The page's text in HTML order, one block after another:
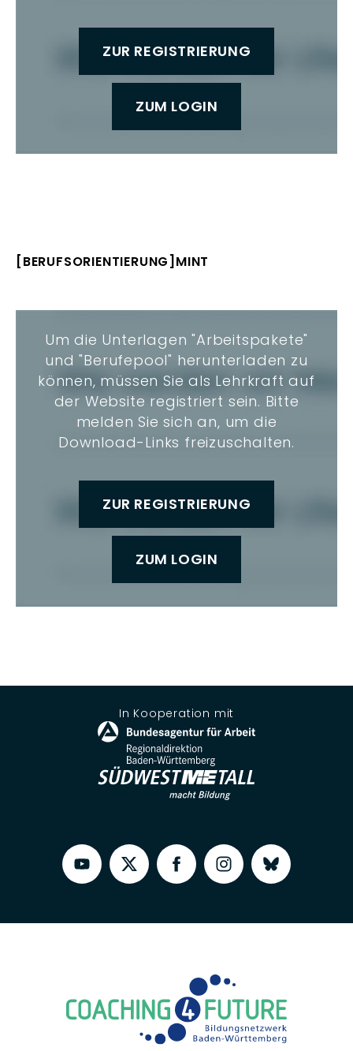
ZUR REGISTRIERUNG
ZUM LOGIN
[BERUFSORIENTIERUNG]MINT
Um die Unterlagen "Arbeitspakete"
und "Berufepool" herunterladen zu
können, müssen Sie als Lehrkraft auf
der Website registriert sein. Bitte
melden Sie sich an, um die
Download-Links freizuschalten.
ZUR REGISTRIERUNG
ZUM LOGIN
In Kooperation mit